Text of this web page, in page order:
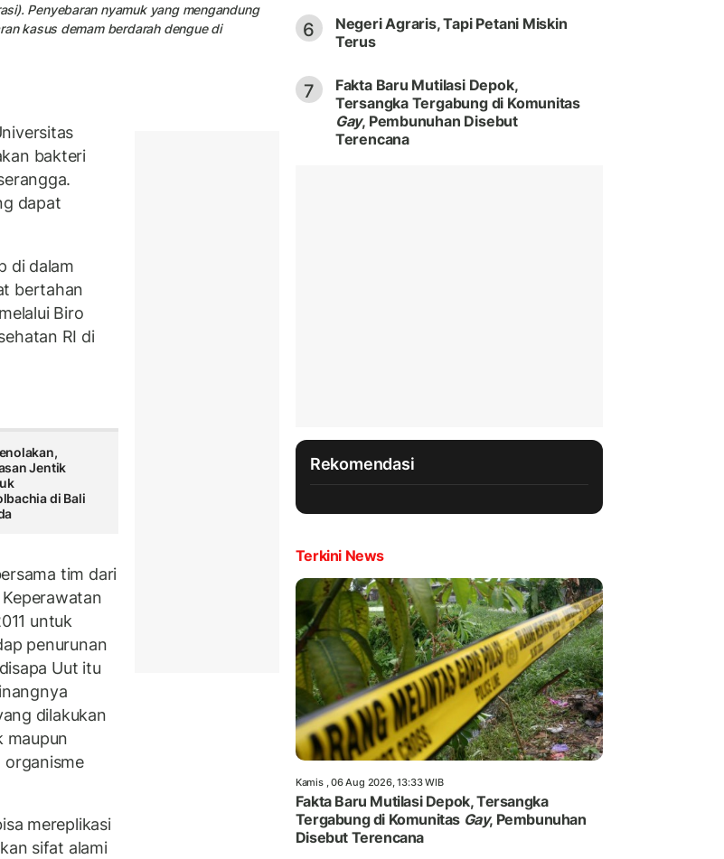
Penyebaran nyamuk yang mengandung
kasus demam berdarah dengue di
bakteri
dapat
di dalam
bertahan
Biro
RI di
Jentik
di Bali
tim dari
untuk
penurunan
Uut itu
dilakukan
maupun
organisme
mereplikasi
sifat alami
6
Negeri Agraris, Tapi Petani Miskin
Terus
7
Fakta Baru Mutilasi Depok,
Tersangka Tergabung di Komunitas
Gay, Pembunuhan Disebut
Terencana
Rekomendasi
Terkini News
Kamis , 06 Aug 2026, 13:33 WIB
Fakta Baru Mutilasi Depok, Tersangka
Tergabung di Komunitas Gay, Pembunuhan
Disebut Terencana